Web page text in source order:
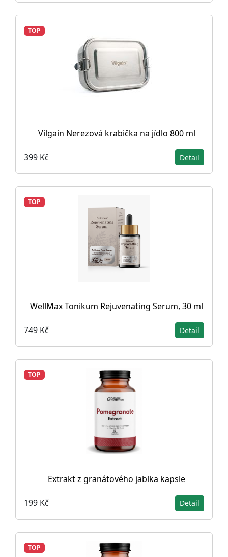
TOP
Vilgain Nerezová krabička na jídlo 800 ml
399 Kč Detail
TOP
WellMax Tonikum Rejuvenating Serum, 30 ml
749 Kč Detail
TOP
Extrakt z granátového jablka kapsle
199 Kč Detail
TOP